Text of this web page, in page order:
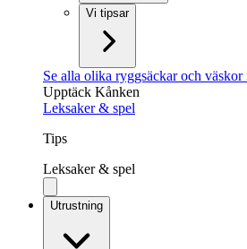
Vi tipsar
Se alla olika ryggsäckar och
Upptäck Kånken
Leksaker & spel
Tips
Leksaker & spel
Utrustning